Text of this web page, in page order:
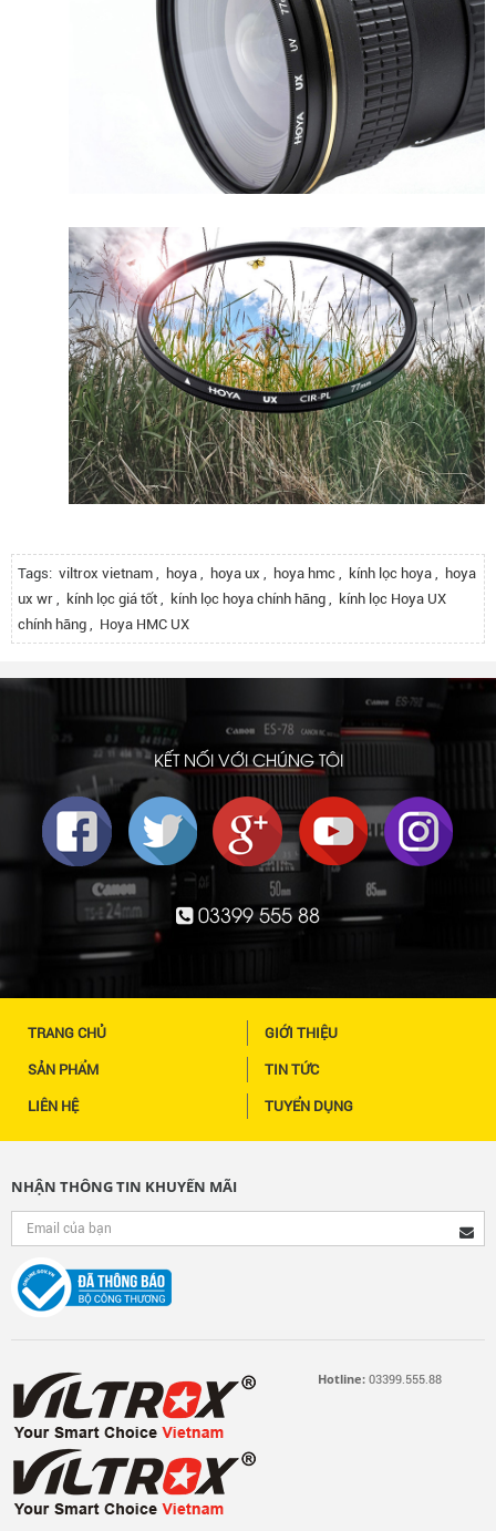
Tags: viltrox vietnam , hoya , hoya ux , hoya hmc , kính lọc hoya , hoya
ux wr , kính lọc giá tốt , kính lọc hoya chính hãng , kính lọc Hoya UX
chính hãng , Hoya HMC UX
KẾT NỐI VỚI CHÚNG TÔI
03399 555 88
TRANG CHỦ GIỚI THIỆU
SẢN PHẨM TIN TỨC
LIÊN HỆ TUYỂN DỤNG
NHẬN THÔNG TIN KHUYẾN MÃI
Hotline: 03399.555.88